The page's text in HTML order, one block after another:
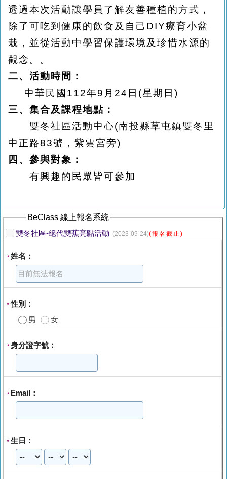
透過本次活動讓學員了解友善種植的方式，
除了可吃到健康的飲食及自己DIY療育小盆
栽，並從活動中學習保護環境及珍惜水源的
觀念。。
二、活動時間：
中華民國112年9月24日(星期日)
三、集合及課程地點：
雙冬社區活動中心(南投縣草屯鎮雙冬里
中正路83號，紫雲宮旁)
四、參與對象：
有興趣的民眾皆可參加
BeClass 線上報名系統
雙冬社區-絕代雙蕉亮點活動 (2023-09-24)(報名截止)
* 姓名：
*性別：
男
女
* 身分證字號：
* Email：
* 生日：